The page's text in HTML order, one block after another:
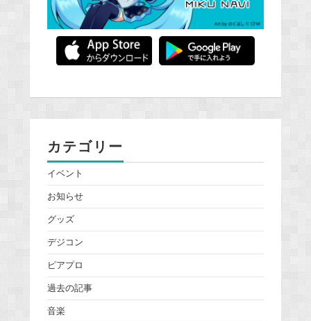
カテゴリー
イベント
お知らせ
グッズ
デジコン
ピアプロ
過去の記事
音楽